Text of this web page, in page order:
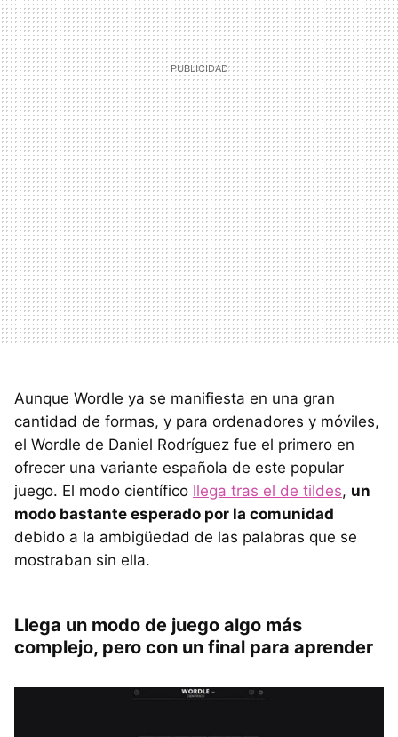
Aunque Wordle ya se manifiesta en una gran
cantidad de formas, y para ordenadores y móviles,
el Wordle de Daniel Rodríguez fue el primero en
ofrecer una variante española de este popular
juego. El modo científico llega tras el de tildes, un
modo bastante esperado por la comunidad
debido a la ambigüedad de las palabras que se
mostraban sin ella.
Llega un modo de juego algo más
complejo, pero con un final para aprender